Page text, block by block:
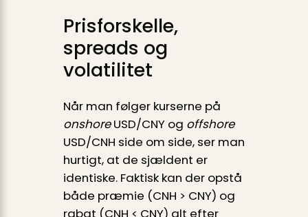
Prisforskelle,
spreads og
volatilitet
Når man følger kurserne på
onshoreUSD/CNY og offshore
USD/CNH side om side, ser man
hurtigt, at de sjældent er
identiske. Faktisk kan der opstå
både præmie (CNH > CNY) og
rabat (CNH < CNY) alt efter